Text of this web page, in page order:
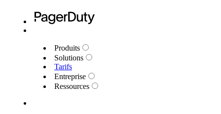
Produits
Solutions
Tarifs
Entreprise
Ressources